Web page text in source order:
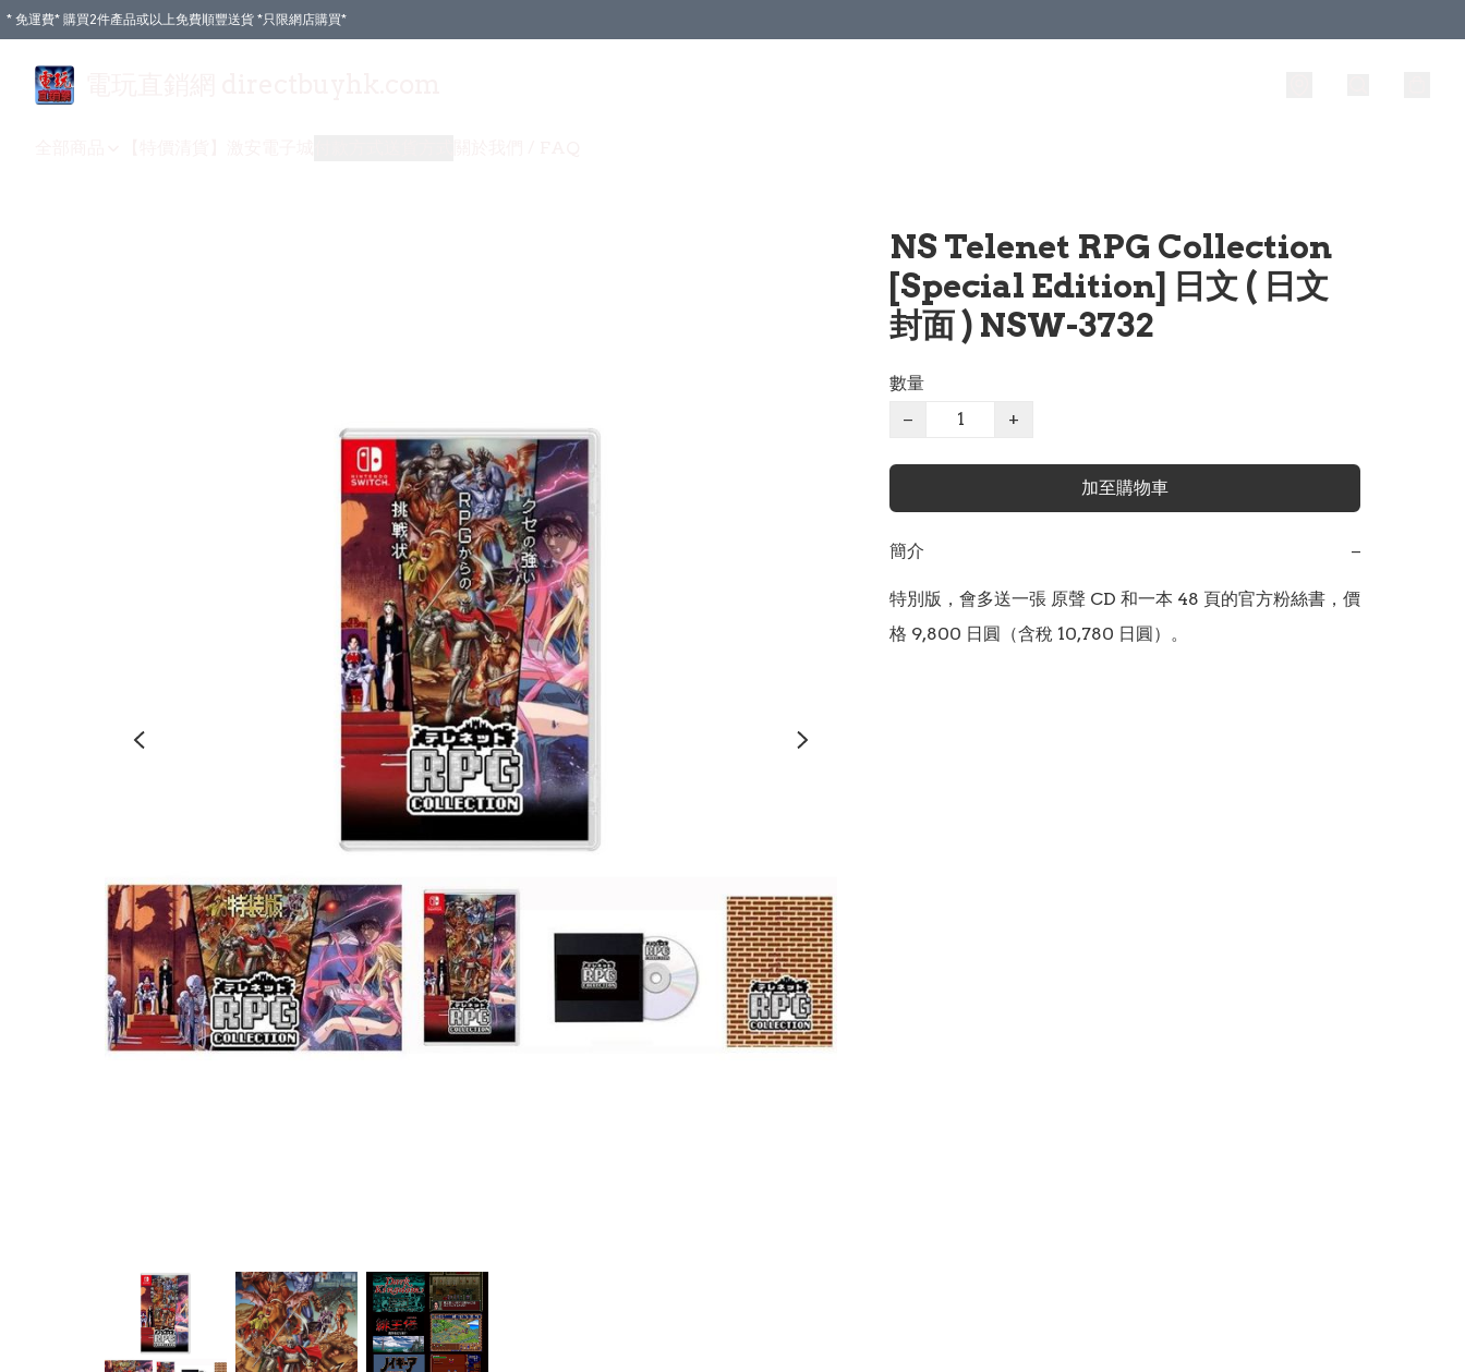
* 免運費* 購買2件產品或以上免費順豐送貨 *只限網店購買*
NS Telenet RPG Collection
[Special Edition] 日文 ( 日文
封面 ) NSW-3732
數量
−
+
加至購物車
簡介 −
特別版，會多送一張 原聲 CD 和一本 48 頁的官方粉絲書，價
格 9,800 日圓（含稅 10,780 日圓）。